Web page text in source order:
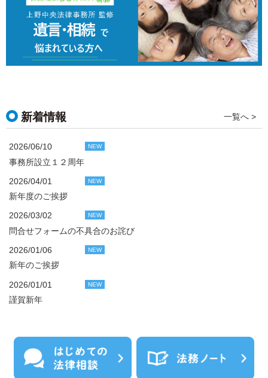
新着情報 一覧へ >
2026/06/10 NEW
事務所設立１２周年
2026/04/01 NEW
新年度のご挨拶
2026/03/02 NEW
問合せフォームの不具合のお詫び
2026/01/06 NEW
新年のご挨拶
2026/01/01 NEW
謹賀新年